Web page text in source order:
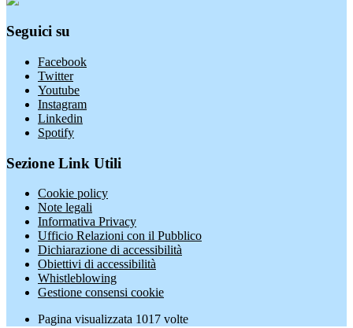
Seguici su
Facebook
Twitter
Youtube
Instagram
Linkedin
Spotify
Sezione Link Utili
Cookie policy
Note legali
Informativa Privacy
Ufficio Relazioni con il Pubblico
Dichiarazione di accessibilità
Obiettivi di accessibilità
Whistleblowing
Gestione consensi cookie
Pagina visualizzata 1017 volte